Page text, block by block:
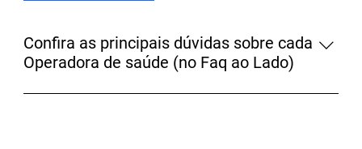
Confira as principais dúvidas sobre cada
Operadora de saúde (no Faq ao Lado)
Para maiores informações, fale com um de nossos